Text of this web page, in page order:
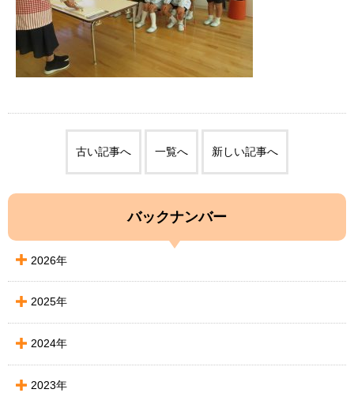
古い記事へ 一覧へ 新しい記事へ
バックナンバー
2026年
2025年
2024年
2023年